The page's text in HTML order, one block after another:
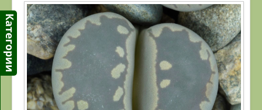
Ссылки
Контакты